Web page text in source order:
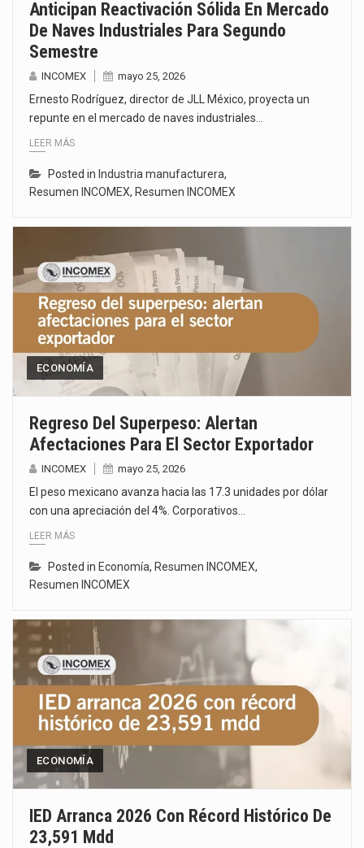
Anticipan Reactivación Sólida En Mercado
De Naves Industriales Para Segundo
Semestre
INCOMEX mayo 25, 2026
Ernesto Rodríguez, director de JLL México, proyecta un
repunte en el mercado de naves industriales…
LEER MÁS
Posted in Industria manufacturera,
Resumen INCOMEX, Resumen INCOMEX
ECONOMÍA
Regreso Del Superpeso: Alertan
Afectaciones Para El Sector Exportador
INCOMEX mayo 25, 2026
El peso mexicano avanza hacia las 17.3 unidades por dólar
con una apreciación del 4%. Corporativos…
LEER MÁS
Posted in Economía, Resumen INCOMEX,
Resumen INCOMEX
ECONOMÍA
IED Arranca 2026 Con Récord Histórico De
23,591 Mdd